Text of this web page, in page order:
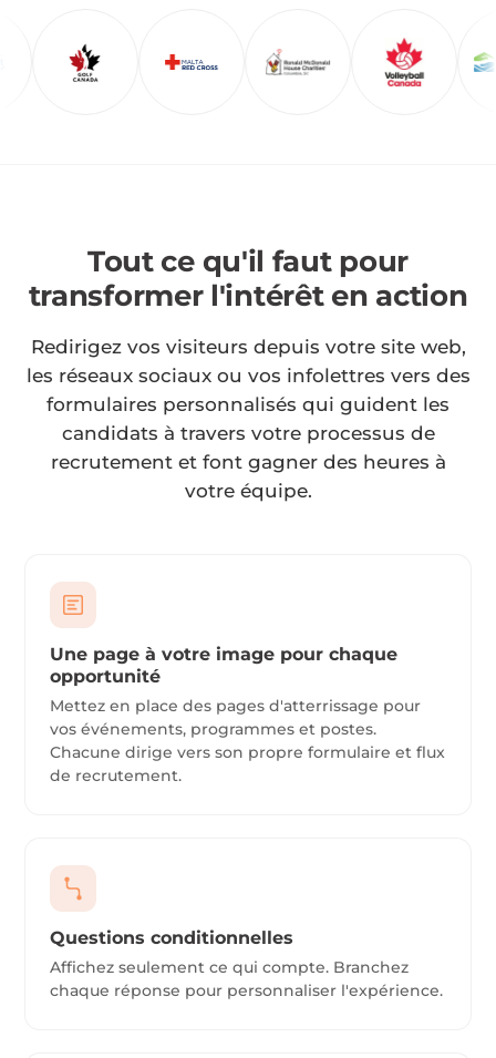
Tout ce qu'il faut pour
transformer l'intérêt en action
Redirigez vos visiteurs depuis votre site web,
les réseaux sociaux ou vos infolettres vers des
formulaires personnalisés qui guident les
candidats à travers votre processus de
recrutement et font gagner des heures à
votre équipe.
Une page à votre image pour chaque
opportunité
Mettez en place des pages d'atterrissage pour
vos événements, programmes et postes.
Chacune dirige vers son propre formulaire et flux
de recrutement.
Questions conditionnelles
Affichez seulement ce qui compte. Branchez
chaque réponse pour personnaliser l'expérience.